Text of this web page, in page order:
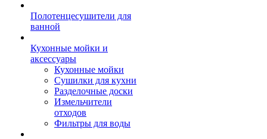
Полотенцесушители для
ванной
Кухонные мойки и
аксессуары
Кухонные мойки
Сушилки для кухни
Разделочные доски
Измельчители
отходов
Фильтры для воды